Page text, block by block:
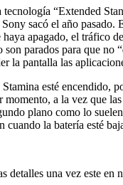
tecnología “Extended
sacó el año
haya apagado, el tráfico
son parados para que no
la pantalla las
esté encendido,
momento, a la vez que
plano como lo
cuando la batería esté
detalles una vez este en